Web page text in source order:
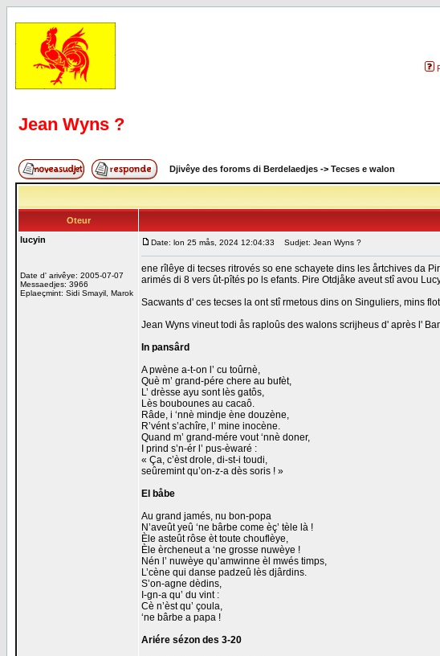
Jean Wyns ?
Djivêye des foroms di Berdelaedjes -> Tecses e walon
Oteur
lucyin
Date d' arivêye: 2005-07-07
Messaedjes: 3966
Eplaeçmint: Sidi Smayil, Marok
Date: lon 25 mås, 2024 12:04:33 Sudjet: Jean Wyns ?
ene rîlêye di tecses ritrovés so ene schayete dins les årtchives da
arimés di 8 vers ût-pîtés po ls efants. Pire Otdjåke aveut stî avou
Sacwants d' ces tecses la ont stî rmetous dins on Singuliers, mins
Jean Wyns vineut todi ås raploûs des walons scrijheus d' après l'
In pansârd
A pwène a-t-on l’ cu toûrnè,
Què m’ grand-pére chere au bufèt,
L’ drèsse ayu sont lès gatôs,
Lès boubounes au cacaô.
Râde, i ‘nnè mindje ène douzène,
R’vént s’achîre, l’ mine inocène.
Quand m’ grand-mére vout ‘nnè doner,
I prind s’n-ér l’ pus-èwaré :
« Ça, c’èst drole, di-st-i toudi,
seûremint qu’on-z-a dès soris ! »
El båbe
Au grand jamés, nu bon-popa
N’aveût yeû ‘ne bârbe come èç’ tèle là !
Èle asteût rôse èt toute chouflèye,
Èle èrcheneut a ‘ne grosse nuwèye !
Nén l’ nuwèye qu’amwinne èl mwés timps,
L’cène qui danse padzeû lès djârdins.
S’on-agne dèdins,
I-gn-a qu’ du vint :
Cè n’èst qu’ çoula,
‘ne bârbe a papa !
Ariére sézon des 3-20